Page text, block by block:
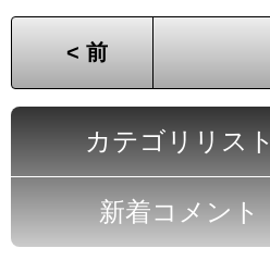
< 前
カテゴリリスト
新着コメント